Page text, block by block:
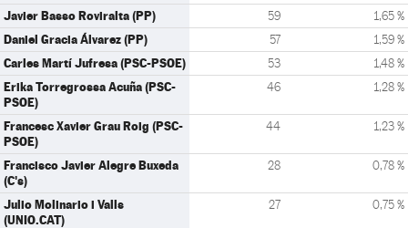
Javier Basso Roviralta (PP) 59 1,65 %
Daniel Gracia Álvarez (PP) 57 1,59 %
Carles Martí Jufresa (PSC-PSOE) 53 1,48 %
Erika Torregrossa Acuña (PSC-
PSOE)
46 1,28 %
Francesc Xavier Grau Roig (PSC-
PSOE)
44 1,23 %
Francisco Javier Alegre Buxeda
(C's)
28 0,78 %
Julio Molinario i Valls
(UNIO.CAT)
27 0,75 %